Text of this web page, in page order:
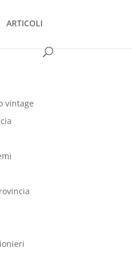
ARTICOLI
vintage